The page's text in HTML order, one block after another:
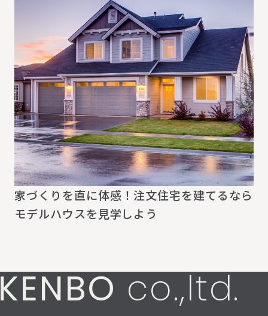
家づくりを直に体感！注文住宅を建てるなら
モデルハウスを見学しよう
co.,ltd.